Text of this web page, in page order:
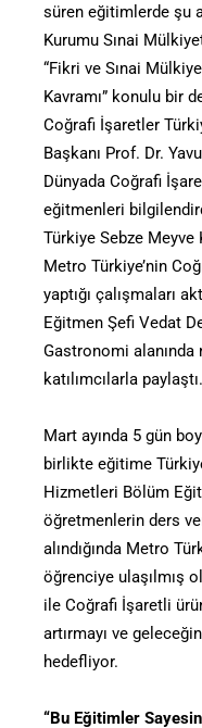
süren eğitimlerde şu
Kurumu Sınai
“Fikri ve Sınai
Kavramı” konulu bir
Coğrafi İşaretler
Başkanı Prof. Dr.
Dünyada Coğrafi
eğitmenleri
Türkiye Sebze
Metro Türkiye’nin
yaptığı çalışmaları
Eğitmen Şefi Vedat
Gastronomi alanında
katılımcılarla paylaştı.
Mart ayında 5 gün
birlikte eğitime
Hizmetleri Bölüm
öğretmenlerin ders
alındığında Metro
öğrenciye ulaşılmış
ile Coğrafi İşaretli
artırmayı ve
hedefliyor.
“Bu Eğitimler